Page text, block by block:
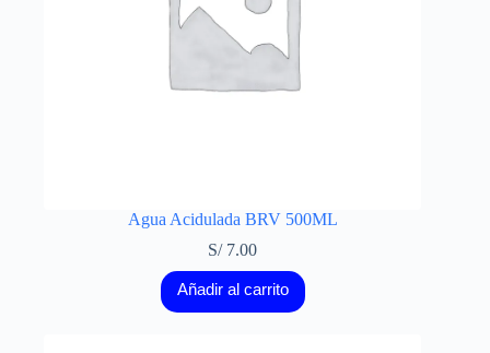
Agua Acidulada BRV 500ML
S/7.00
Añadir al carrito